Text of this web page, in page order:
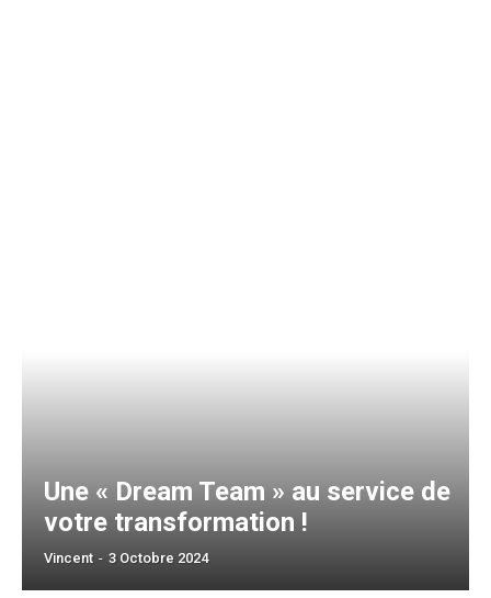
Une « Dream Team » au service de
votre transformation !
Vincent - 3 Octobre 2024